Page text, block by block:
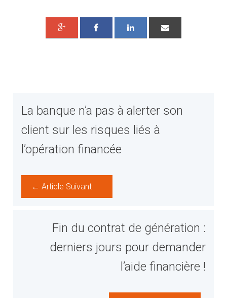
La banque n’a pas à alerter son
client sur les risques liés à
l’opération financée
← Article Suivant
Fin du contrat de génération :
derniers jours pour demander
l’aide financière !